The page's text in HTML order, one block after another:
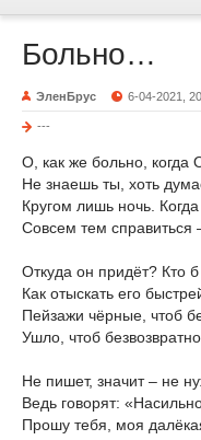
Больно…
ЭленБрус 6-04-2021,
---
О, как же больно, когда
Не знаешь ты, хоть
Кругом лишь ночь.
Совсем тем справиться
Откуда он придёт? Кто б
Как отыскать его
Пейзажи чёрные, чтоб
Ушло, чтоб
Не пишет, значит – не
Ведь говорят:
Прошу тебя, моя